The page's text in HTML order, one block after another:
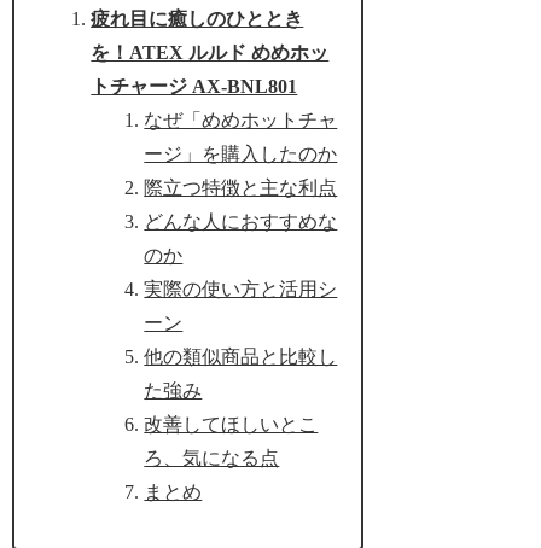
疲れ目に癒しのひととき
を！ATEX ルルド めめホッ
トチャージ AX-BNL801
なぜ「めめホットチャ
ージ」を購入したのか
際立つ特徴と主な利点
どんな人におすすめな
のか
実際の使い方と活用シ
ーン
他の類似商品と比較し
た強み
改善してほしいとこ
ろ、気になる点
まとめ